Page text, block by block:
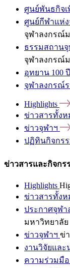
ศูนย์พันธกิจเ
ศูนย์กีฬาแห่
จุฬาลงกรณ์
ธรรมสถาน
จุฬาลงกรณ์
อุทยาน 100
จุฬาลงกรณ์
Highlights
ข่าวสารทั้ง
ข่าวจุฬาฯ
ปฏิทินกิจกร
ข่าวสารและกิจกร
Highlights
ข่าวสารทั้ง
ประกาศจุฬ
มหาวิทยาลัย
ข่าวจุฬาฯ ข่
งานวิจัยและ
ความร่วมมือ